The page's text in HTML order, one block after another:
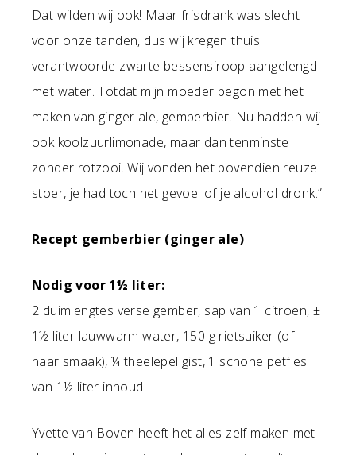
Dat wilden wij ook! Maar frisdrank was slecht
voor onze tanden, dus wij kregen thuis
verantwoorde zwarte bessensiroop aangelengd
met water. Totdat mijn moeder begon met het
maken van ginger ale, gemberbier. Nu hadden wij
ook koolzuurlimonade, maar dan tenminste
zonder rotzooi. Wij vonden het bovendien reuze
stoer, je had toch het gevoel of je alcohol dronk.”
Recept gemberbier (ginger ale)
Nodig voor 1½ liter:
2 duimlengtes verse gember, sap van 1 citroen, ±
1½ liter lauwwarm water, 150 g rietsuiker (of
naar smaak), ¼ theelepel gist, 1 schone petfles
van 1½ liter inhoud
Yvette van Boven heeft het alles zelf maken met